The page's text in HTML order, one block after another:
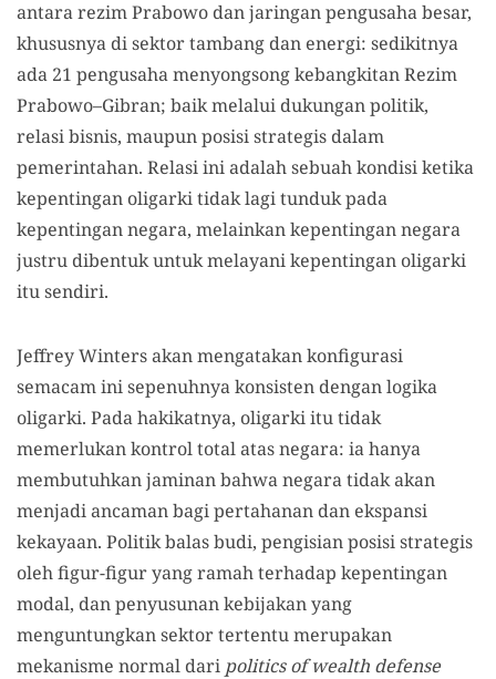
antara rezim Prabowo dan jaringan pengusaha besar,
khususnya di sektor tambang dan energi: sedikitnya
ada 21 pengusaha menyongsong kebangkitan Rezim
Prabowo–Gibran; baik melalui dukungan politik,
relasi bisnis, maupun posisi strategis dalam
pemerintahan. Relasi ini adalah sebuah kondisi ketika
kepentingan oligarki tidak lagi tunduk pada
kepentingan negara, melainkan kepentingan negara
justru dibentuk untuk melayani kepentingan oligarki
itu sendiri.
Jeffrey Winters akan mengatakan konfigurasi
semacam ini sepenuhnya konsisten dengan logika
oligarki. Pada hakikatnya, oligarki itu tidak
memerlukan kontrol total atas negara: ia hanya
membutuhkan jaminan bahwa negara tidak akan
menjadi ancaman bagi pertahanan dan ekspansi
kekayaan. Politik balas budi, pengisian posisi strategis
oleh figur-figur yang ramah terhadap kepentingan
modal, dan penyusunan kebijakan yang
menguntungkan sektor tertentu merupakan
mekanisme normal dari politics of wealth defense